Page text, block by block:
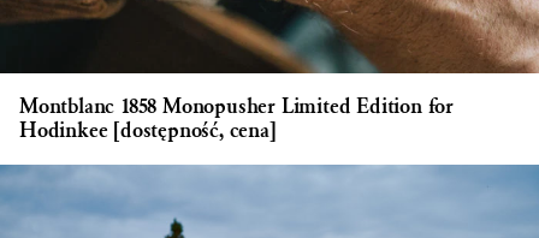
Montblanc 1858 Monopusher Limited Edition for
Hodinkee [dostępność, cena]